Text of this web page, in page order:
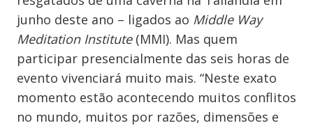
junho deste ano – ligados ao Middle Way
Meditation Institute(MMI). Mas quem
participar presencialmente das seis horas de
evento vivenciará muito mais. “Neste exato
momento estão acontecendo muitos conflitos
no mundo, muitos por razões, dimensões e